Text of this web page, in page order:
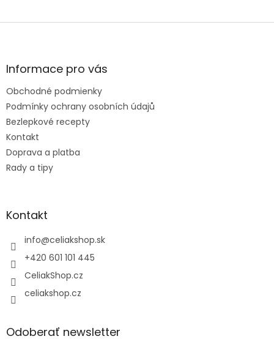
Z
ä
e
Informace pro vás
Obchodné podmienky
Podmínky ochrany osobních údajů
Bezlepkové recepty
Kontakt
Doprava a platba
Rady a tipy
Kontakt
info@celiakshop.sk
+420 601 101 445
CeliakShop.cz
celiakshop.cz
Odoberať newsletter